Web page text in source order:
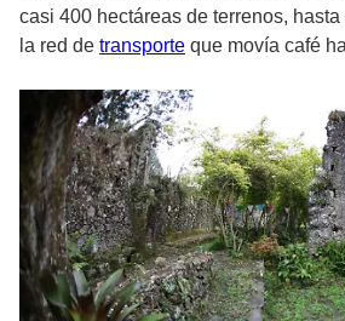
casi 400 hectáreas de terrenos,
la red de transporte que movía café